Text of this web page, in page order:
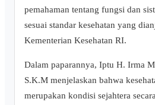
pemahaman tentang fungsi dan
sesuai standar kesehatan yang
Kementerian Kesehatan RI.
Dalam paparannya, Iptu H. Irma
S.K.M menjelaskan bahwa
merupakan kondisi sejahtera